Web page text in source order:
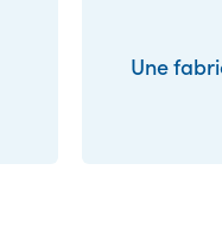
Une